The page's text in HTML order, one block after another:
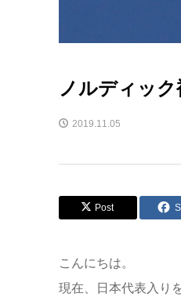
ノルディッ
2019.11.05
Post
こんにちは。
現在、日本代表入り